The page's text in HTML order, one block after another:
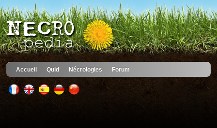
Accueil Quid Nécrologies Forum